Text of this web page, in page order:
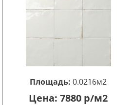
Площадь: 0.0216м2
Цена: 7880 р/м2